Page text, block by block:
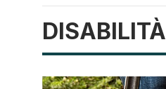
DISABILITÀ